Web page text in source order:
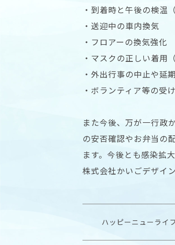
・到着時と午後の検温
・送迎中の車内換気
・フロアーの換気強化
・マスクの正しい着用
・外出行事の中止や延期
・ボランティア等の受
また今後、万が一行政
の安否確認やお弁当の
ます。今後とも感染拡
株式会社かいごデザ
ハッピーニューライ